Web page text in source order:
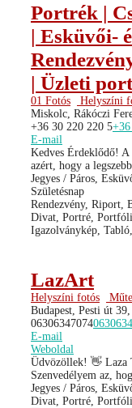
Portrék |
| Esküvői-
| Üzleti
01 Fotós Helyszíni
Miskolc, Rákóczi
+36 30 220 220 5
E-mail
Kedves Érdeklődő! A
azért, hogy a
Jegyes / Páros,
Születésnap
Rendezvény, Riport,
Divat, Portré,
Igazolványkép,
LazArt
Helyszíni fotós
Budapest, Pesti út
06306347074
E-mail
Weboldal
Üdvözöllek! 👋 Laza
Szenvedélyem az,
Jegyes / Páros,
Divat, Portré,